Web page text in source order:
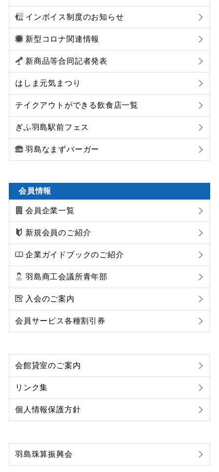
インボイス制度のお知らせ
新型コロナ関連情報
新商品等合同記者発表
はしま元気まつり
テイクアウトができる飲食店一覧
ぎふ羽島駅前フェス
羽島なまずバーガー
会員情報
会員企業一覧
新規会員のご紹介
企業ガイドブックのご紹介
羽島商工会議所青年部
入会のご案内
会員サービス各種割引券
会館貸室のご案内
リンク集
個人情報保護方針
羽島珠算振興会